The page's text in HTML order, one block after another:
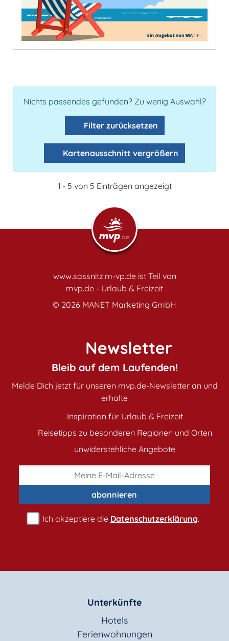
Nichts passendes gefunden? Zu wenig Auswahl?
Filter zurücksetzen
Kartenausschnitt vergrößern
1 - 5 von 5 Einträgen angezeigt
www.sassnitz.m-vp.de ist Teil von
mvp.de - Urlaub & Freizeit
© 2026 MANET Marketing GmbH
Newsletter
Bleib auf dem Laufenden!
Melde Dich jetzt für unseren mvp.de-Newsletter an und
erhalte
Inspiration für Urlaub & Freizeit
Reisetipps zu besonderen Regionen und Orten
unwiderstehliche Angebote
abonnieren
Ich akzeptiere die Datenschutzerklärung.
Unterkünfte
Hotels
Ferienwohnungen